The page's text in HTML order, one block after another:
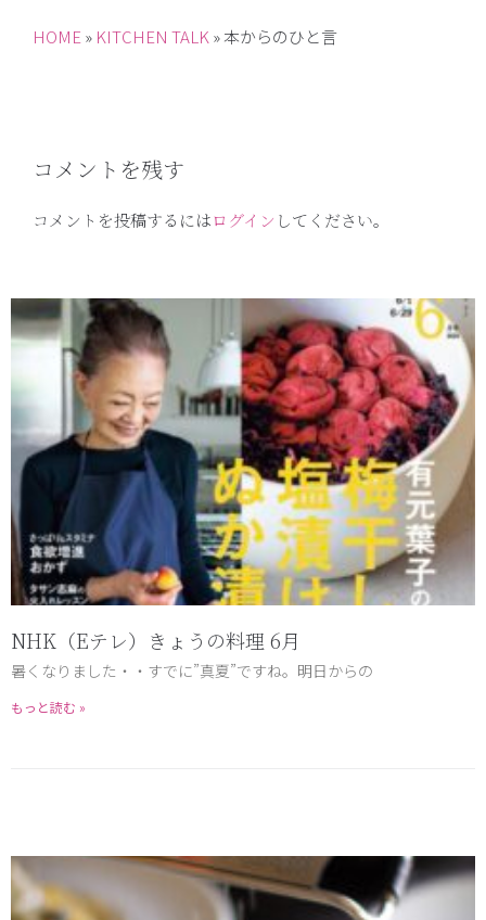
HOME» KITCHEN TALK»本からのひと言
コメントを残す
コメントを投稿するにはログイン してください。
NHK（Eテレ）きょうの料理 6月
暑くなりました・・すでに”真夏”ですね。明日からの
もっと読む »